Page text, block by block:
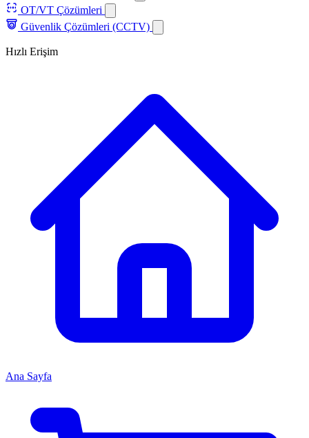
OT/VT Çözümleri
Güvenlik Çözümleri (CCTV)
Hızlı Erişim
Ana Sayfa